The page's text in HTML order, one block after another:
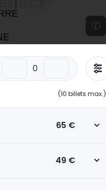
(10 billets max.)
65 €
49 €